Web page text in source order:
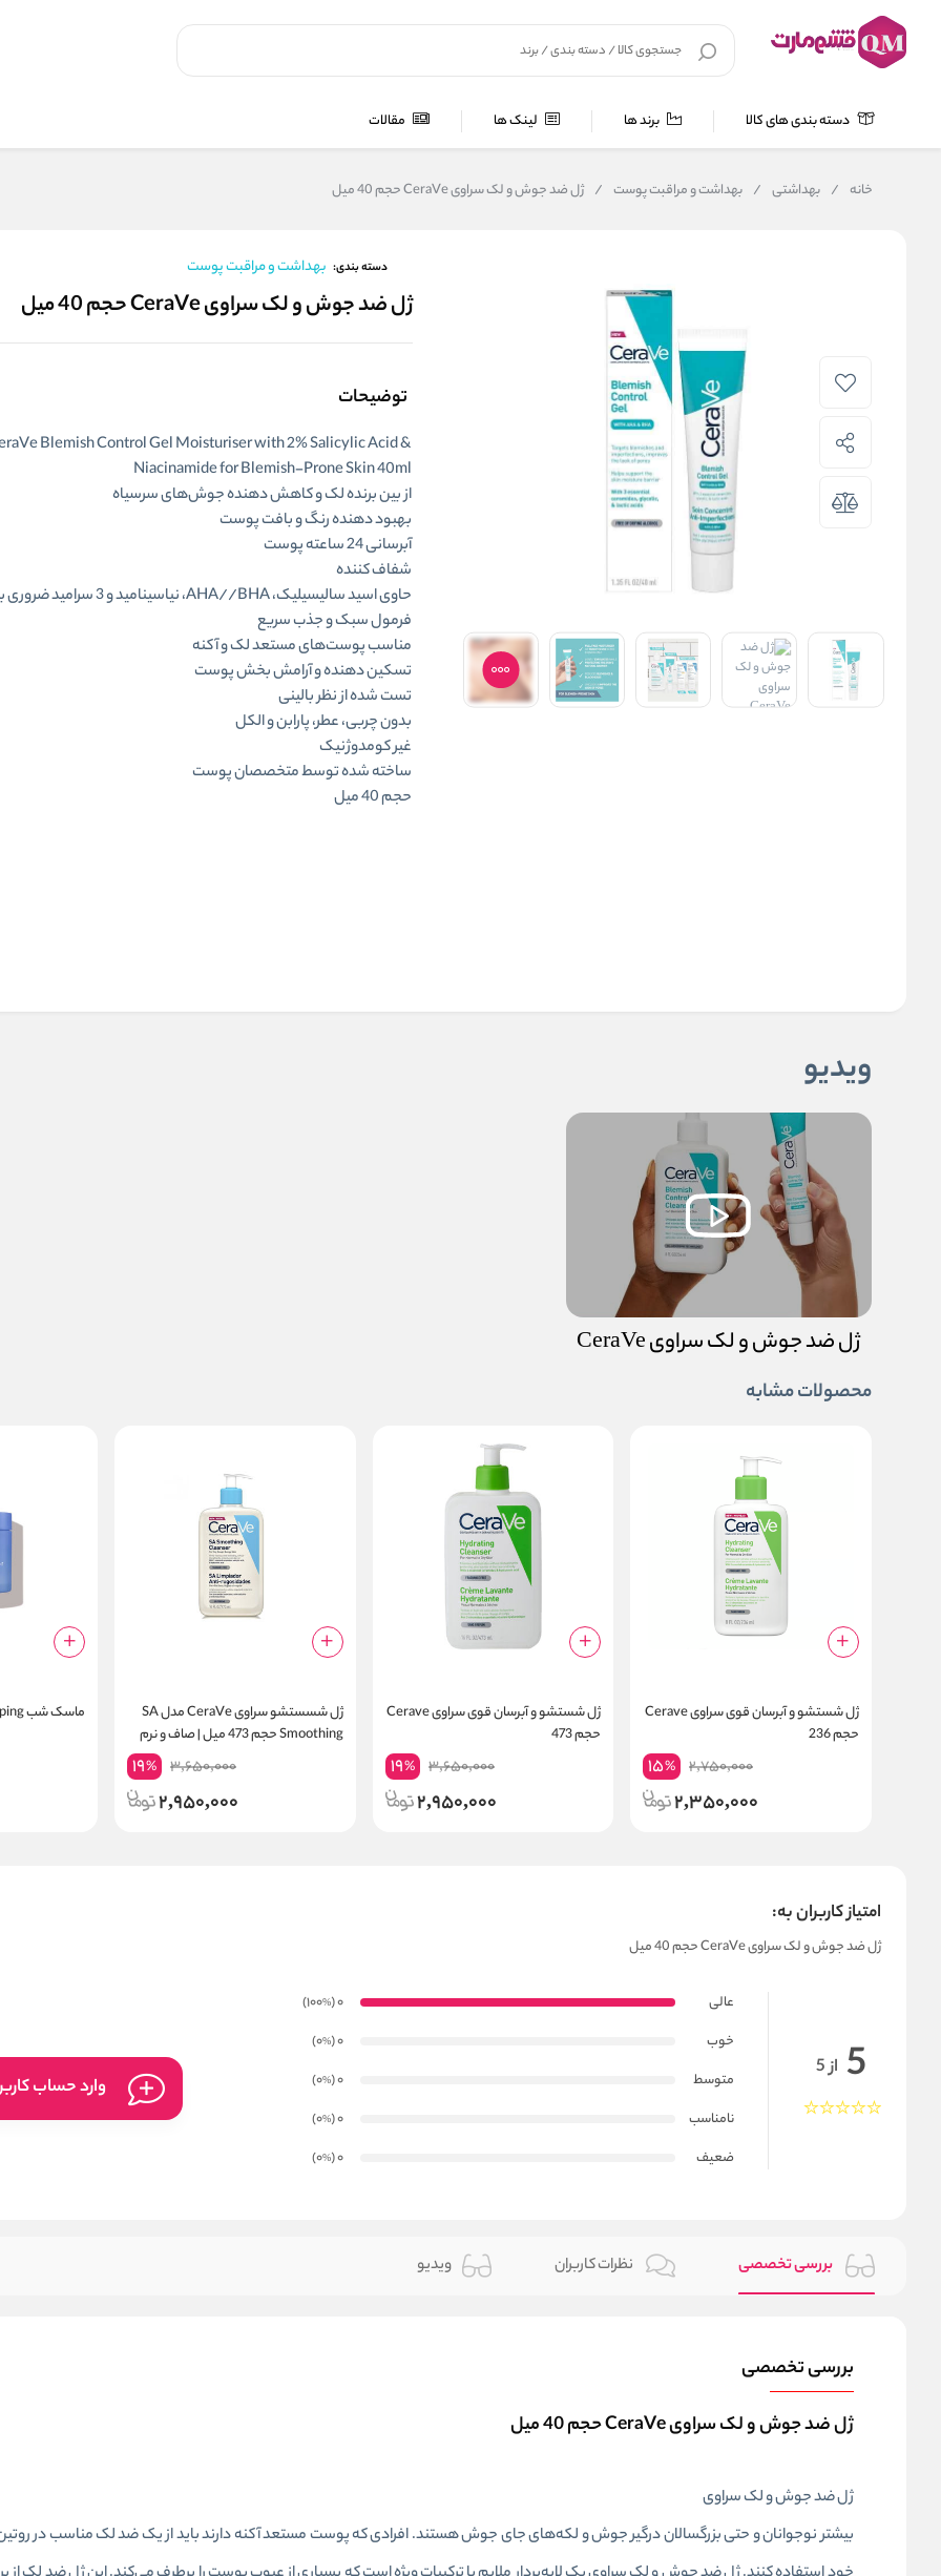
دسته بندی های کالا برند ها لینک ها مقالات
خانه / بهداشتی / بهداشت و مراقبت پوست / ژل ضد جوش و لک سراوی CeraVe حجم 40 میل
دسته بندی: بهداشت و مراقبت پوست
ژل ضد جوش و لک سراوی CeraVe حجم 40 میل
توضیحات
Blemish Control Gel Moisturiser with 2% Salicylic Acid &
Niacinamide for Blemish-Prone Skin 40ml
از بین برنده لک و کاهش دهنده جوش‌های سرسیاه
بهبود دهنده رنگ و بافت پوست
آبرسانی 24 ساعته پوست
شفاف کننده
حاوی اسید سالیسیلیک، AHA//BHA، نیاسینامید و 3 سرامید ضروری برای پوست
فرمول سبک و جذب سریع
مناسب پوست‌های مستعد لک و آکنه
تسکین دهنده و آرامش بخش پوست
تست شده از نظر بالینی
بدون چربی، عطر، پارابن و الکل
غیر کومدوژنیک
ساخته شده توسط متخصصان پوست
حجم 40 میل
ویدیو
ژل ضد جوش و لک سراوی CeraVe
محصولات مشابه
ژل شستشو و آبرسان قوی سراوی Cerave
حجم 236
2,750,000
15%
2,350,000
ژل شستشو و آبرسان قوی سراوی Cerave
حجم 473
3,650,000
19%
2,950,000
ژل شسستشو سراوی CeraVe مدل SA
Smoothing حجم 473 میل | صاف و نرم
3,650,000
19%
2,950,000
ماسک شب water sleeping لانیژ
امتیاز کاربران به:
ژل ضد جوش و لک سراوی CeraVe حجم 40 میل
5 از 5
عالی 0
(100
%
)
خوب
0
(0
%
)
متوسط
0
(0
%
)
نامناسب
0
(0
%
)
ضعیف
0
(0
%
)
وارد حساب
بررسی تخصصی نظرات کاربران ویدیو
بررسی تخصصی
ژل ضد جوش و لک سراوی CeraVe حجم 40 میل
ژل ضد جوش و لک سراوی
بیشتر نوجوانان و حتی بزرگسالان درگیر جوش و لکه‌های جای جوش هستند. افرادی که پوست مستعد آکنه دارند باید از یک ضد لک مناسب در